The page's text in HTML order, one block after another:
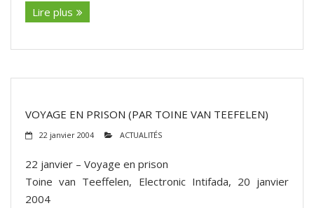
Lire plus
VOYAGE EN PRISON (PAR TOINE VAN TEEFELEN)
22 janvier 2004 ACTUALITÉS
22 janvier – Voyage en prison
Toine van Teeffelen, Electronic Intifada, 20 janvier
2004